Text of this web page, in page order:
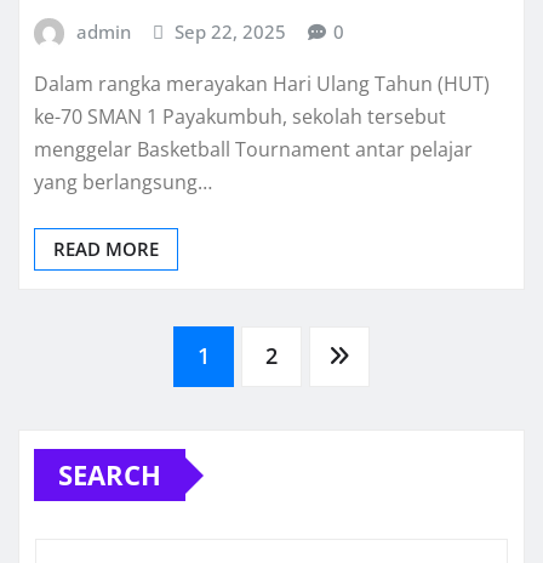
admin Sep 22, 2025 0
Dalam rangka merayakan Hari Ulang Tahun (HUT)
ke-70 SMAN 1 Payakumbuh, sekolah tersebut
menggelar Basketball Tournament antar pelajar
yang berlangsung…
READ MORE
pagination
1 2
SEARCH